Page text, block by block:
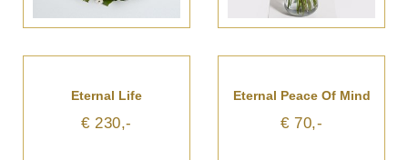
Eternal Life
€ 230,-
Eternal Peace Of Mind
€ 70,-